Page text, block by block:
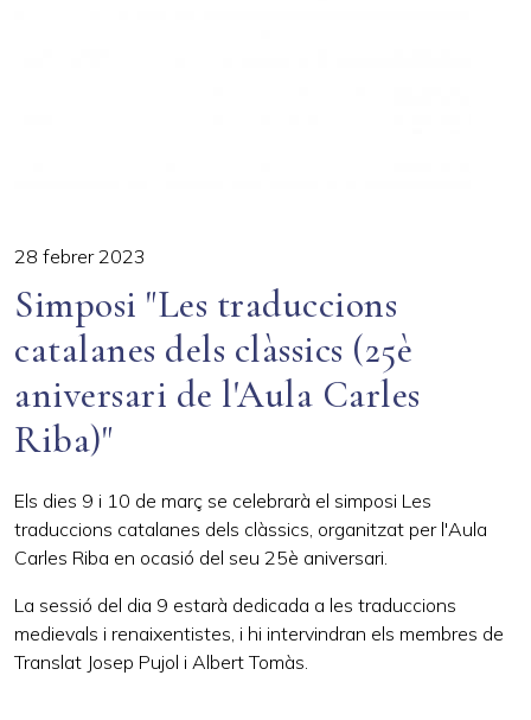
28 febrer 2023
Simposi "Les traduccions
catalanes dels clàssics (25è
aniversari de l'Aula Carles
Riba)"
Els dies 9 i 10 de març se celebrarà el simposi Les
traduccions catalanes dels clàssics, organitzat per l'Aula
Carles Riba en ocasió del seu 25è aniversari.
La sessió del dia 9 estarà dedicada a les traduccions
medievals i renaixentistes, i hi intervindran els membres de
Translat Josep Pujol i Albert Tomàs.